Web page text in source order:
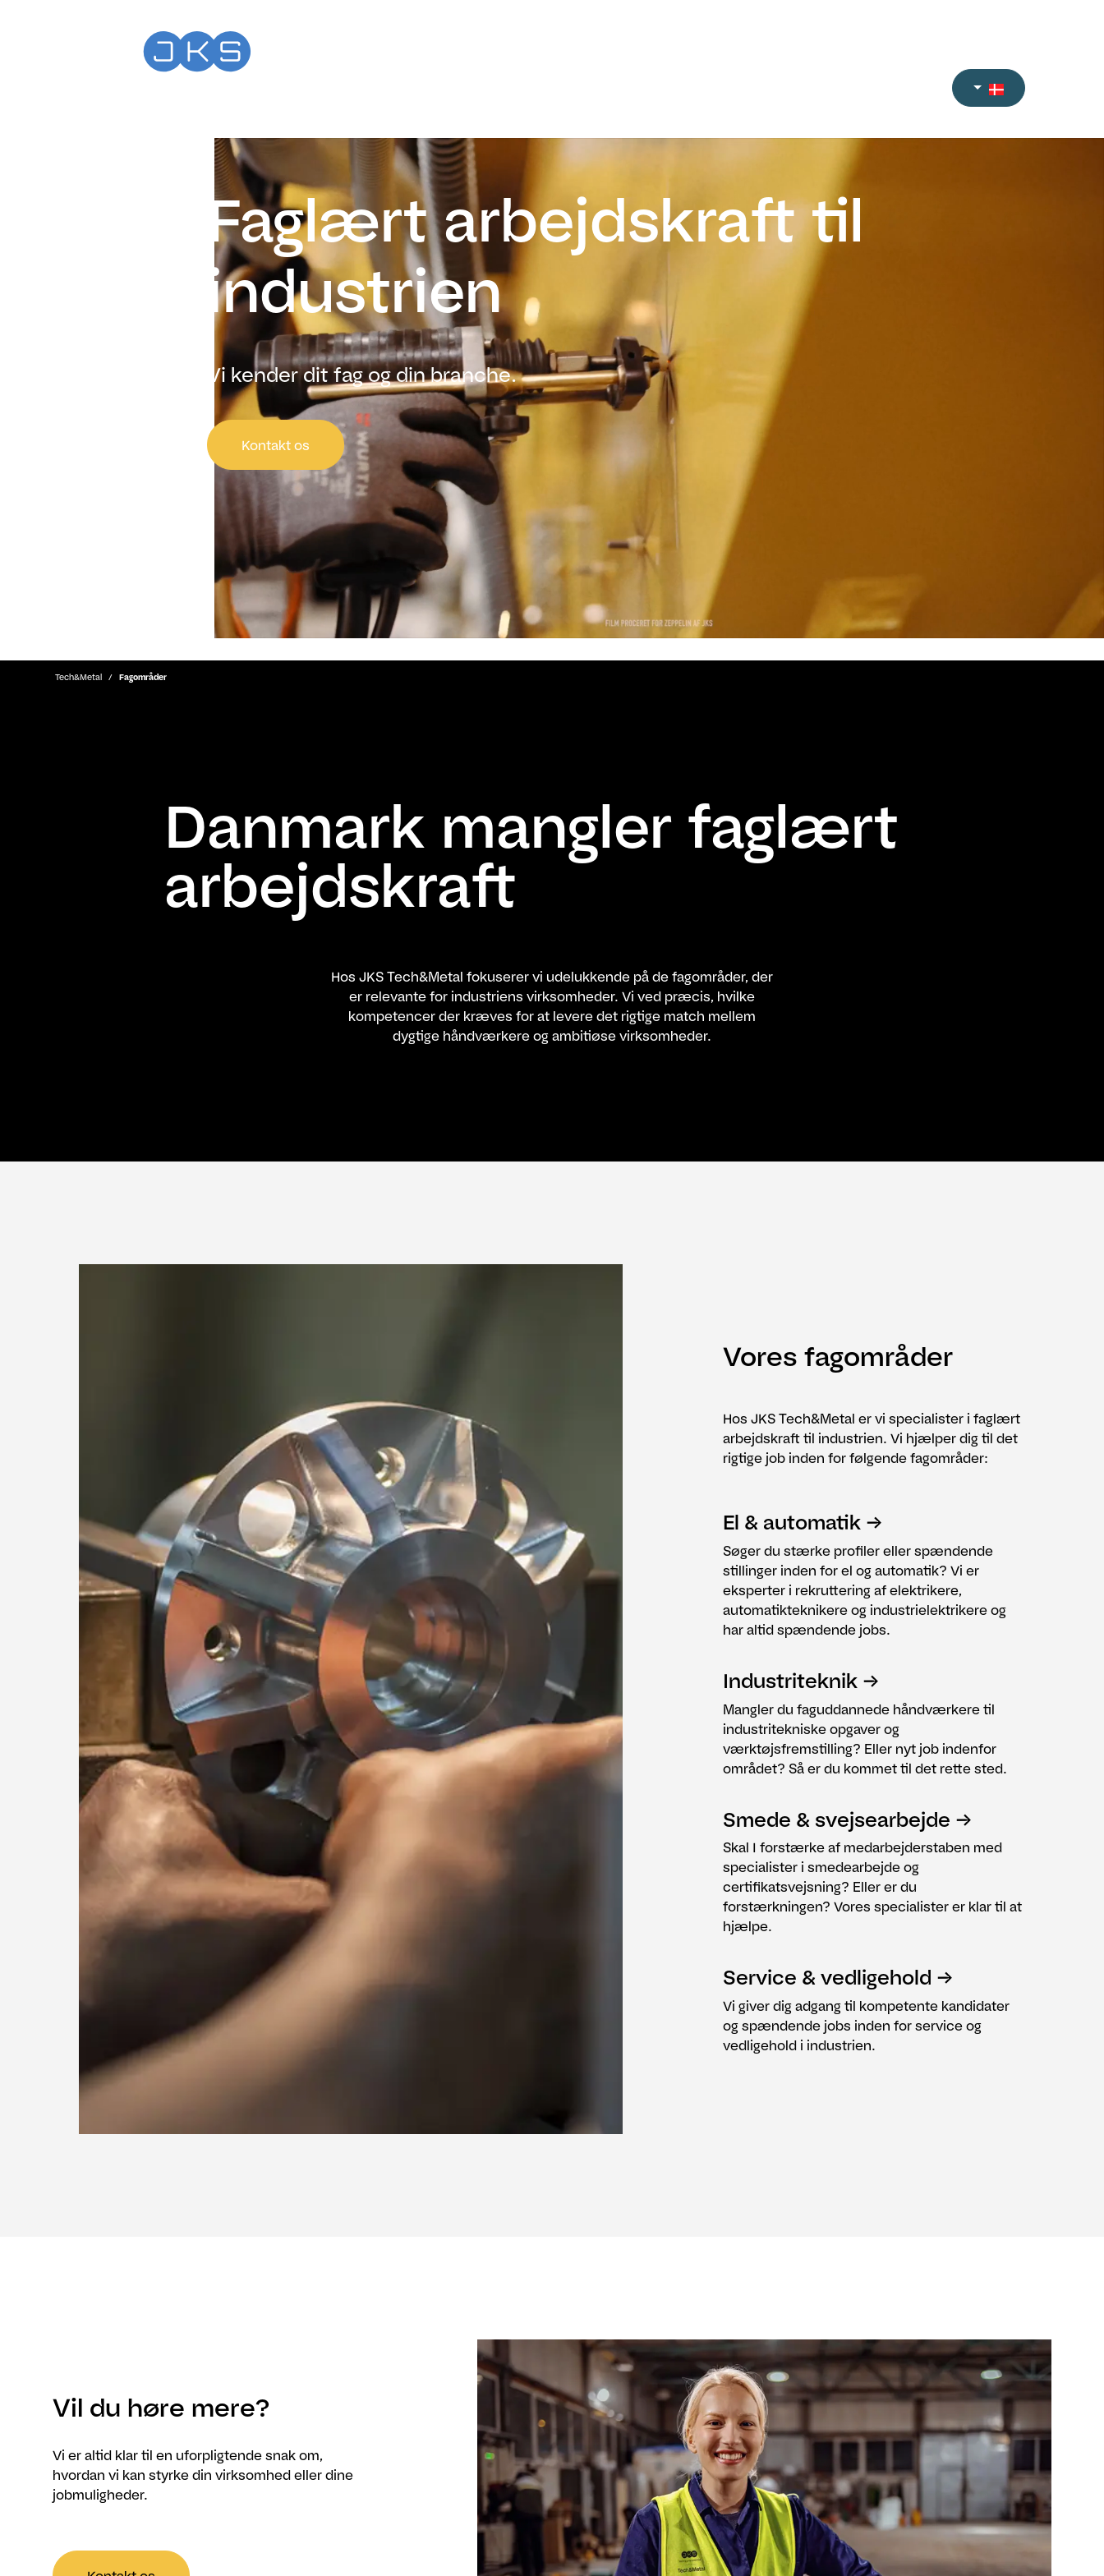
Faglært arbejdskraft til
industrien
Vi kender dit fag og din branche.
Kontakt os
Tech&Metal Fagområder
Danmark mangler faglært
arbejdskraft
Hos JKS Tech&Metal fokuserer vi udelukkende på de fagområder, der
er relevante for industriens virksomheder. Vi ved præcis, hvilke
kompetencer der kræves for at levere det rigtige match mellem
dygtige håndværkere og ambitiøse virksomheder.
Vores fagområder
Hos JKS Tech&Metal er vi specialister i faglært
arbejdskraft til industrien. Vi hjælper dig til det
rigtige job inden for følgende fagområder:
El & automatik
Søger du stærke profiler eller spændende
stillinger inden for el og automatik? Vi er
eksperter i rekruttering af elektrikere,
automatikteknikere og industrielektrikere og
har altid spændende jobs.
Industriteknik
Mangler du faguddannede håndværkere til
industritekniske opgaver og
værktøjsfremstilling? Eller nyt job indenfor
området? Så er du kommet til det rette sted.
Smede & svejsearbejde
Skal I forstærke af medarbejderstaben med
specialister i smedearbejde og
certifikatsvejsning? Eller er du
forstærkningen? Vores specialister er klar til at
hjælpe.
Service & vedligehold
Vi giver dig adgang til kompetente kandidater
og spændende jobs inden for service og
vedligehold i industrien.
Vil du høre mere?
Vi er altid klar til en uforpligtende snak om,
hvordan vi kan styrke din virksomhed eller dine
jobmuligheder.